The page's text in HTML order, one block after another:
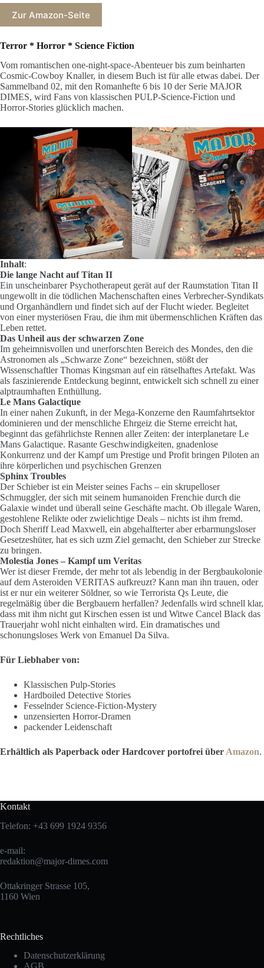
Zur Amazon-Seite
Terror * Horror * Science Fiction
Vom romantischen one-night-space-Abenteuer bis zum beinharten
Cosmic-Cowboy Knaller, in diesem Buch ist für alle etwas dabei. Der
Sammelband 02, mit den Romanhefte 6 bis 10 der Serie MAJOR
DIMES, wird Fans von klassischen PULP-Science-Fiction und
Horror-Stories glücklich machen.
Inhalt:
Die lange Nacht auf Titan II
Ein unscheinbarer Psychotherapeut gerät auf der Raumstation Titan II
ungewollt in die tödlichen Machenschaften eines Verbrecher-Syndikats
und Organhändlern und findet sich auf der Flucht wieder. Begleitet
von einer mysteriösen Frau, die ihm mit übermenschlichen Kräften das
Leben rettet.
Das Unheil aus der schwarzen Zone
Im geheimnisvollen und unerforschten Bereich des Mondes, den die
Astronomen als „Schwarze Zone“ bezeichnen, stößt der
Wissenschaftler Thomas Kingsman auf ein rätselhaftes Artefakt. Was
als faszinierende Entdeckung beginnt, entwickelt sich schnell zu einer
alptraumhaften Enthüllung.
Le Mans Galactique
In einer nahen Zukunft, in der Mega-Konzerne den Raumfahrtsektor
dominieren und der menschliche Ehrgeiz die Sterne erreicht hat,
beginnt das gefährlichste Rennen aller Zeiten: der interplanetare Le
Mans Galactique. Rasante Geschwindigkeiten, gnadenlose
Konkurrenz und der Kampf um Prestige und Profit bringen Piloten an
ihre körperlichen und psychischen Grenzen
Sphinx Troubles
Der Schieber ist ein Meister seines Fachs – ein skrupelloser
Schmuggler, der sich mit seinem humanoiden Frenchie durch die
Galaxie windet und überall seine Geschäfte macht. Ob illegale Waren,
gestohlene Relikte oder zwielichtige Deals – nichts ist ihm fremd.
Doch Sheriff Lead Maxwell, ein abgehalfterter aber erbarmungsloser
Gesetzeshüter, hat es sich uzm Ziel gemacht, den Schieber zur Strecke
zu bringen.
Molestia Jones – Kampf um Veritas
Wer ist dieser Fremde, der mehr tot als lebendig in der Bergbaukolonie
auf dem Asteroiden VERITAS aufkreuzt? Kann man ihn trauen, oder
ist er nur ein weiterer Söldner, so wie Terrorista Qs Leute, die
regelmäßig über die Bergbauern herfallen? Jedenfalls wird schnell klar,
dass mit ihm nicht gut Kirschen essen ist und Witwe Cancel Black das
Trauerjahr wohl nicht einhalten wird. Ein dramatisches und
schonungsloses Werk von Emanuel Da Silva.
Für Liebhaber von:
Klassischen Pulp-Stories
Hardboiled Detective Stories
Fesselnder Science-Fiction-Mystery
unzensierten Horror-Dramen
packender Leidenschaft
Erhältlich als Paperback oder Hardcover portofrei über Amazon.
Kontakt
Telefon: +43 699 1924 9356
e-mail:
redaktion@major-dimes.com
Ottakringer Strasse 105,
1160 Wien
Rechtliches
Datenschutzerklärung